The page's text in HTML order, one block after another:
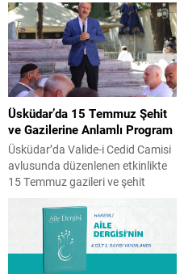
Üsküdar’da 15 Temmuz Şehit
ve Gazilerine Anlamlı Program
Üsküdar’da Valide-i Cedid Camisi
avlusunda düzenlenen etkinlikte
15 Temmuz gazileri ve şehit
öncülüğünde gerçekleşen ve
İstanbul Aile Vakfı Başkanı Üner
Karabıyık’ın da katılım gösterdiği
programda Kur’an-ı Kerim tilaveti,